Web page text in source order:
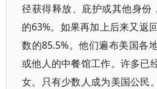
径获得释放、庇护或其他身份
的63%。如果再加上后来又返
数的85.5%。他们遍布美国各
或他人的中餐馆工作。许多已
女。只有少数人成为美国公民